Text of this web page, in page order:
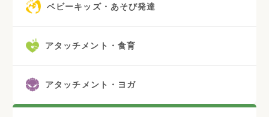
ベビーキッズ・あそび発達
アタッチメント・食育
アタッチメント・ヨガ